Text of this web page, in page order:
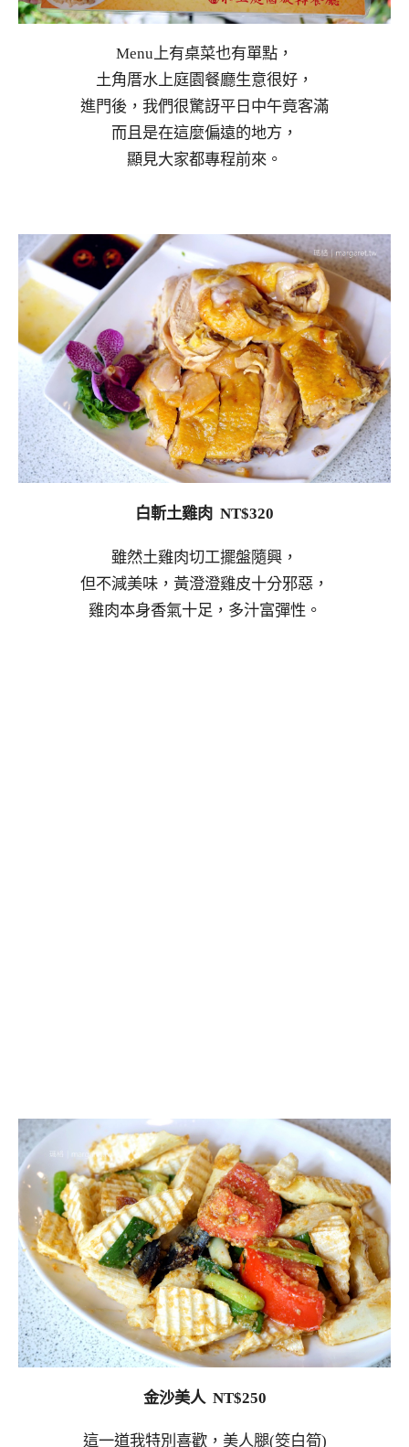
Menu上有桌菜也有單點，
土角厝水上庭園餐廳生意很好，
進門後，我們很驚訝平日中午竟客滿
而且是在這麼偏遠的地方，
顯見大家都專程前來。
白斬土雞肉 NT$320
雖然土雞肉切工擺盤隨興，
但不減美味，黃澄澄雞皮十分邪惡，
雞肉本身香氣十足，多汁富彈性。
金沙美人 NT$250
這一道我特別喜歡，美人腿(筊白筍)